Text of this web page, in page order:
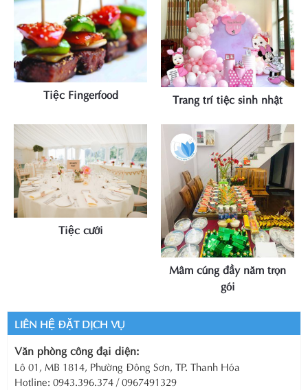
XEM CHI TIẾT
Tiệc Fingerfood
XEM CHI TIẾT
Trang trí tiệc sinh nhật
Tiệc cưới
XEM CHI TIẾT
Mâm cúng đầy năm trọn
gói
LIÊN HỆ ĐẶT DỊCH VỤ
Văn phòng công đại diện:
Lô 01, MB 1814, Phường Đông Sơn, TP. Thanh Hóa
Hotline: 0943.396.374 / 0967491329